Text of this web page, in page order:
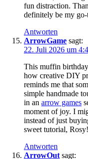
fun distraction.
definitely be my
Antworten
ArrowGame sagt:
22. Juli 2026 um
This muffin
how creative DIY
reminds me that
simple handmade
in an arrow games
moment of joy. I
instead of just
sweet tutorial, Rosy!
Antworten
ArrowOut sagt: